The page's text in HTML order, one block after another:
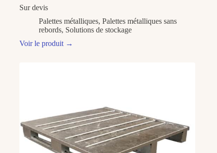
Sur devis
Palettes métalliques, Palettes métalliques sans
rebords, Solutions de stockage
Voir le produit →